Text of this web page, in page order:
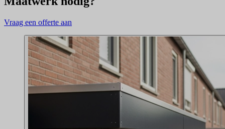
Vraag een offerte aan